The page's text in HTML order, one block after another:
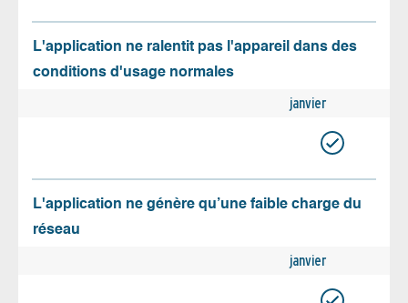
L'application ne ralentit pas l'appareil dans des
conditions d'usage normales
janvier
L'application ne génère qu’une faible charge du
réseau
janvier